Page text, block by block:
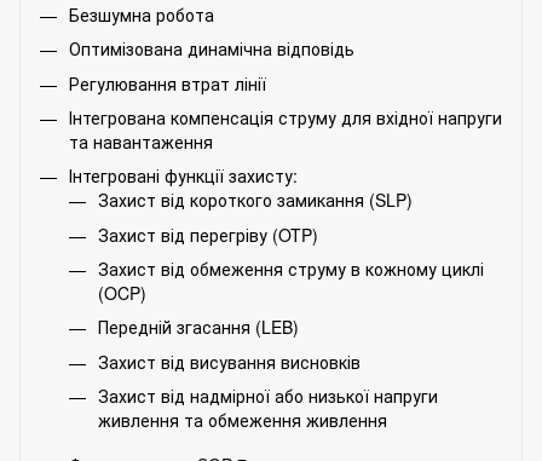
Безшумна робота
Оптимізована динамічна відповідь
Регулювання втрат лінії
Інтегрована компенсація струму для вхідної напруги
та навантаження
Інтегровані функції захисту:
Захист від короткого замикання (SLP)
Захист від перегріву (OTP)
Захист від обмеження струму в кожному циклі
(OCP)
Передній згасання (LEB)
Захист від висування висновків
Захист від надмірної або низької напруги
живлення та обмеження живлення